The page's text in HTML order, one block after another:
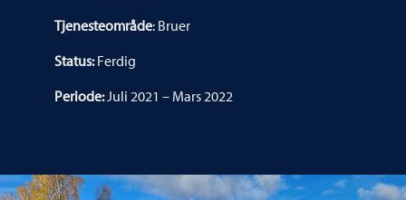
Tjenesteområde: Bruer
Status:Ferdig
Periode:Juli 2021 – Mars 2022